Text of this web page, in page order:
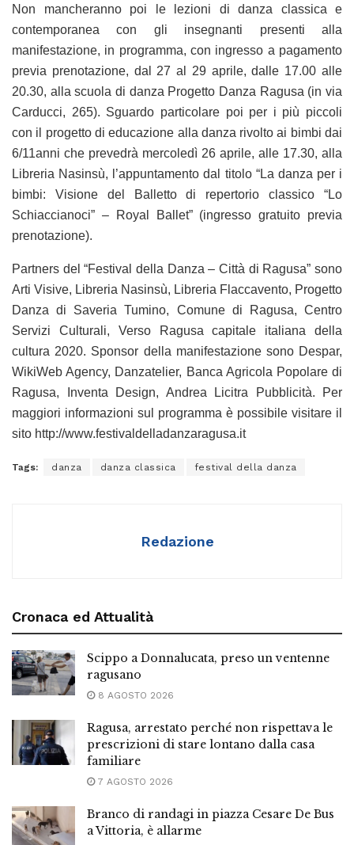
Non mancheranno poi le lezioni di danza classica e
contemporanea con gli insegnanti presenti alla
manifestazione, in programma, con ingresso a pagamento
previa prenotazione, dal 27 al 29 aprile, dalle 17.00 alle
20.30, alla scuola di danza Progetto Danza Ragusa (in via
Carducci, 265). Sguardo particolare poi per i più piccoli
con il progetto di educazione alla danza rivolto ai bimbi dai
6/11anni che prevedrà mercoledì 26 aprile, alle 17.30, alla
Libreria Nasinsù, l’appuntamento dal titolo “La danza per i
bimbi: Visione del Balletto di repertorio classico “Lo
Schiaccianoci” – Royal Ballet” (ingresso gratuito previa
prenotazione).
Partners del “Festival della Danza – Città di Ragusa” sono
Arti Visive, Libreria Nasinsù, Libreria Flaccavento, Progetto
Danza di Saveria Tumino, Comune di Ragusa, Centro
Servizi Culturali, Verso Ragusa capitale italiana della
cultura 2020. Sponsor della manifestazione sono Despar,
WikiWeb Agency, Danzatelier, Banca Agricola Popolare di
Ragusa, Inventa Design, Andrea Licitra Pubblicità. Per
maggiori informazioni sul programma è possibile visitare il
sito http://www.festivaldelladanzaragusa.it
Tags: danza danza classica festival della danza
Redazione
Cronaca ed Attualità
Scippo a Donnalucata, preso un ventenne
ragusano
8 AGOSTO 2026
Ragusa, arrestato perché non rispettava le
prescrizioni di stare lontano dalla casa
familiare
7 AGOSTO 2026
Branco di randagi in piazza Cesare De Bus
a Vittoria, è allarme